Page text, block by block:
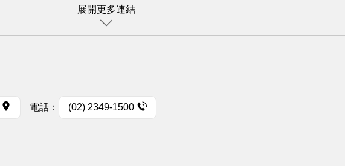
展開更多連結
電話： (02) 2349-1500